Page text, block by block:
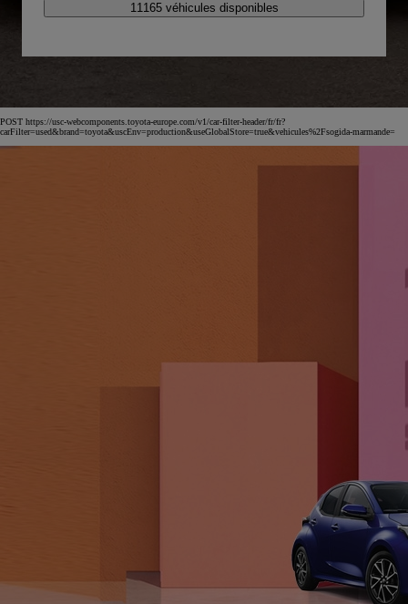
11165 véhicules disponibles
POST https://usc-webcomponents.toyota-europe.com/v1/car-filter-header/fr/fr?
carFilter=used&brand=toyota&uscEnv=production&useGlobalStore=true&vehicules%2Fsogida-marmande=